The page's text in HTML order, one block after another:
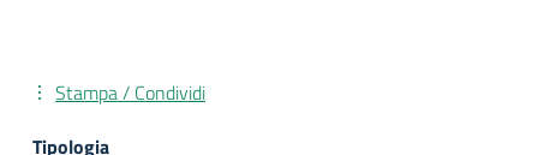
Stampa / Condividi
Tipologia